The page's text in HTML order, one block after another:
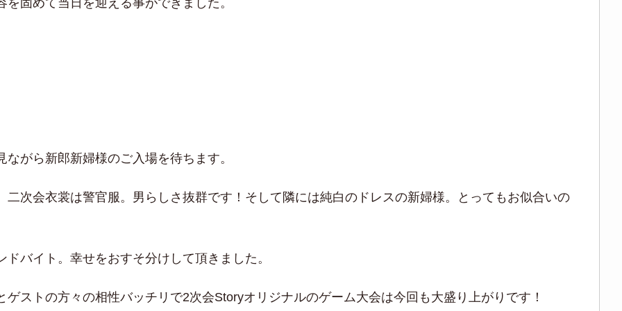
がら新郎新婦様のご入場を待ちます。
次会衣裳は警官服。男らしさ抜群です！そして隣には純白のドレスの新婦様。とってもお似合いの
バイト。幸せをおすそ分けして頂きました。
ストの方々の相性バッチリで2次会Storyオリジナルのゲーム大会は今回も大盛り上がりです！